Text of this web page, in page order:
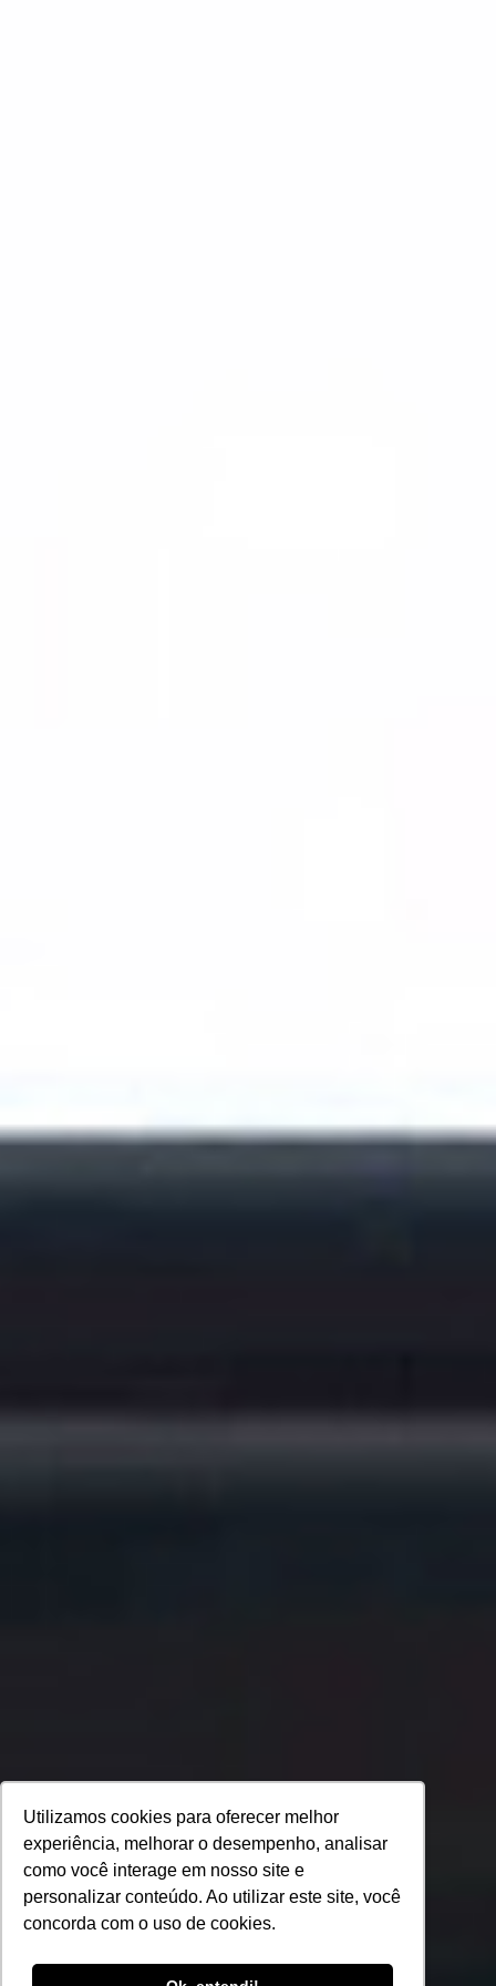
Utilizamos cookies para oferecer melhor
experiência, melhorar o desempenho, analisar
como você interage em nosso site e
personalizar conteúdo. Ao utilizar este site, você
concorda com o uso de cookies.